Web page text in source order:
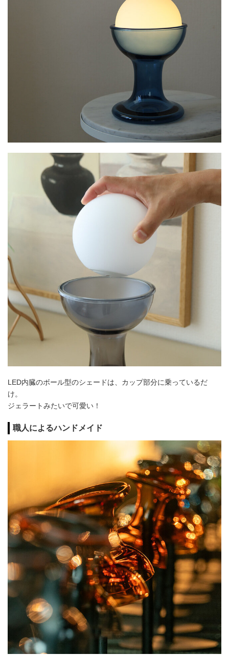
LED内臓のボール型のシェードは、カップ部分に乗っているだ
け。
ジェラートみたいで可愛い！
職人によるハンドメイド